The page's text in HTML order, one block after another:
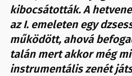
kibocsátották. A
az I. emeleten egy
működött, ahová
talán mert akkor még
instrumentális zenét